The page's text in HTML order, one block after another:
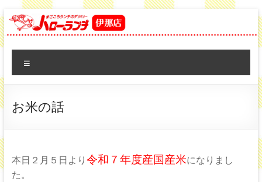
コ
ン
テ
ン
ス
キ
ッ
日
配
給
食
当
ニ
ー
お米の話
本日２月５日より 令和７年度産国産米になりまし
た。